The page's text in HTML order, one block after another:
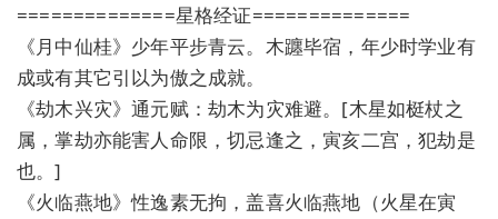
==============星格经证==============
《月中仙桂》少年平步青云。木躔毕宿，年少时学业有
成或有其它引以为傲之成就。
《劫木兴灾》通元赋：劫木为灾难避。[木星如梃杖之
属，掌劫亦能害人命限，切忌逢之，寅亥二宫，犯劫是
也。]
《火临燕地》性逸素无拘，盖喜火临燕地（火星在寅